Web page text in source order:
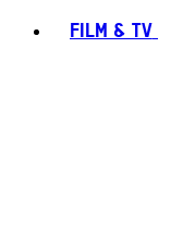
FILM & TV